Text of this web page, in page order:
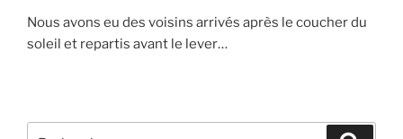
Nous avons eu des voisins arrivés après le coucher du
soleil et repartis avant le lever…